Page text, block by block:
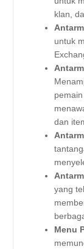
klan,
untuk
dan
yang
Menu